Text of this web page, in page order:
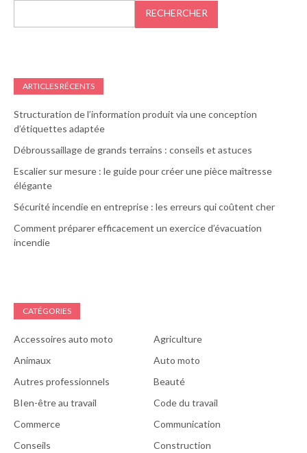
RECHERCHER
ARTICLES RÉCENTS
Structuration de l’information produit via une conception
d’étiquettes adaptée
Débroussaillage de grands terrains : conseils et astuces
Escalier sur mesure : le guide pour créer une pièce maîtresse
élégante
Sécurité incendie en entreprise : les erreurs qui coûtent cher
Comment préparer efficacement un exercice d’évacuation
incendie
CATÉGORIES
Accessoires auto moto
Agriculture
Animaux
Auto moto
Autres professionnels
Beauté
BIen-être au travail
Code du travail
Commerce
Communication
Conseils
Construction